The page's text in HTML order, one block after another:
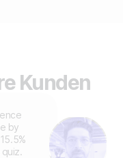
Kunden
by